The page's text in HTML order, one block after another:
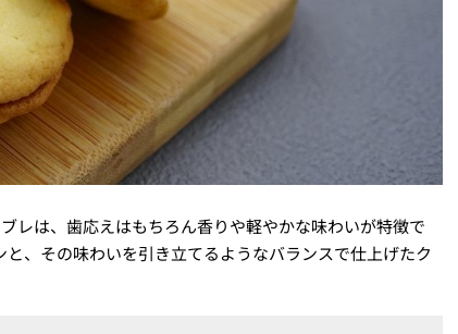
レは、歯応えはもちろん香りや軽やかな味わいが特徴で
、その味わいを引き立てるようなバランスで仕上げたク